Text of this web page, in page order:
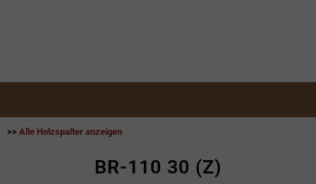
>> Alle Holzspalter anzeigen
BR-110 30 (Z)